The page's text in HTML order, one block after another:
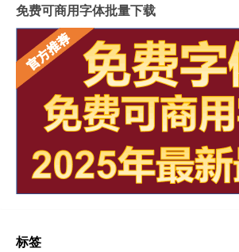
免费可商用字体批量下载
标签